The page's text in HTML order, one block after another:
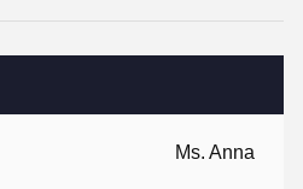
Ms. Anna